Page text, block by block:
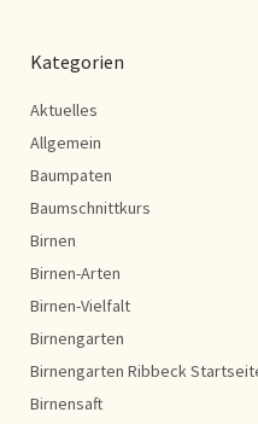
Kategorien
Aktuelles
Allgemein
Baumpaten
Baumschnittkurs
Birnen
Birnen-Arten
Birnen-Vielfalt
Birnengarten
Birnengarten Ribbeck
Birnensaft